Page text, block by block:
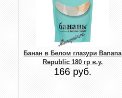
Банан в Белом глазури Banana
Republic 180 гр в.у.
166 руб.